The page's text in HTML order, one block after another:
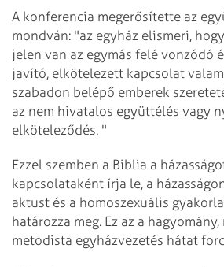
A konferencia megerősítette az
mondván: "az egyház elismeri,
jelen van az egymás felé vonzódó
javító, elkötelezett kapcsolat
szabadon belépő emberek
az nem hivatalos együttélés vagy
elköteleződés. "
Ezzel szemben a Biblia a
kapcsolataként írja le, a
aktust és a homoszexuális
határozza meg. Ez az a
metodista egyházvezetés hátat